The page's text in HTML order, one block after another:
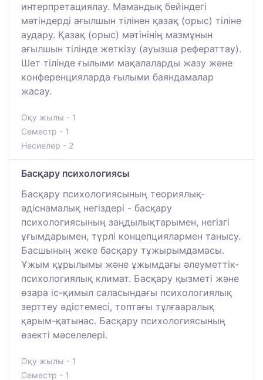
интерпретациялау. Мамандық бейіндегі
мәтіндерді ағылшын тілінен қазақ (орыс) тіліне
аудару. Қазақ (орыс) мәтінінің мазмұнын
ағылшын тілінде жеткізу (ауызша рефераттау).
Шет тілінде ғылыми мақалаларды жазу және
конференцияларда ғылыми баяндамалар
жасау.
Оқу жылы - 1
Семестр - 1
Несиелер - 2
Басқару психологиясы
Басқару психологиясының теориялық-
әдіснамалық негіздері - басқару
психологиясының заңдылықтарымен, негізгі
ұғымдарымен, түрлі концепциялармен танысу.
Басшының жеке басқару тұжырымдамасы.
Ұжым құрылымы және ұжымдағы әлеуметтік-
психологиялық климат. Басқару қызметі және
өзара іс-қимыл саласындағы психологиялық
зерттеу әдістемесі, топтағы тұлғааралық
қарым-қатынас. Басқару психологиясының
өзекті мәселелері.
Оқу жылы - 1
Семестр - 1